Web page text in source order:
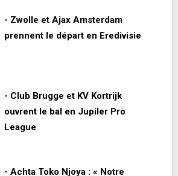
- Zwolle et Ajax Amsterdam
prennent le départ en Eredivisie
- Club Brugge et KV Kortrijk
ouvrent le bal en Jupiler Pro
League
- Achta Toko Njoya : « Notre